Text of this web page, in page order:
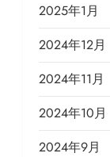
2025年1月
2024年12月
2024年11月
2024年10月
2024年9月